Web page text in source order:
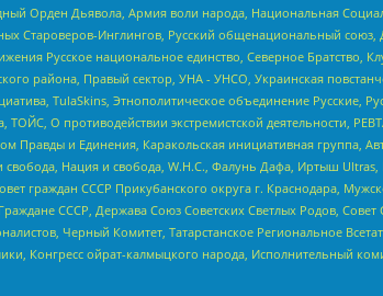
Орден Дьявола, Армия воли народа, Национальная
Староверов-Инглингов, Русский общенациональный
Русское национальное единство, Северное Братство,
района, Правый сектор, УНА - УНСО, Украинская
TulaSkins, Этнополитическое объединение Русские,
О противодействии экстремистской деятельности,
Правды и Единения, Каракольская инициативная группа,
свобода, Нация и свобода, W.H.С., Фалунь Дафа, Иртыш Ultras,
СССР Прикубанского округа г. Краснодара,
СССР, Держава Союз Советских Светлых Родов, Совет
Черный Комитет, Татарстанское Региональное
Конгресс ойрат-калмыцкого народа, Исполнительный